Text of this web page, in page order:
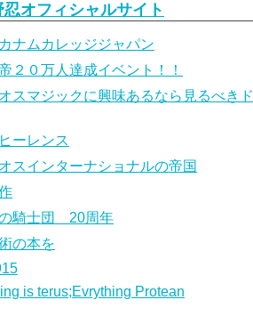
忍オフィシャルサイト
ナムカレッジジャパン
２０万人達成イベント！！
スマジックに興味あるなら見るべきド
ーレンス
スインターナショナルの帝国
騎士団 20周年
の本を
is terus;Evrything Protean